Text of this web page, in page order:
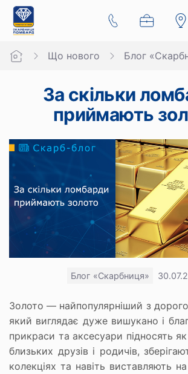
Що нового Блог
За скільки
приймають
Блог «Скарбниця»
Золото — найпопулярніший з
який виглядає дуже вишукано і
прикраси та аксесуари підносять
близьких друзів і родичів,
колекціях та навіть виставляють